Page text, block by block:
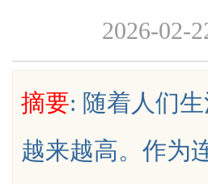
2026-02-
摘要: 随着人们
越来越高。作为法